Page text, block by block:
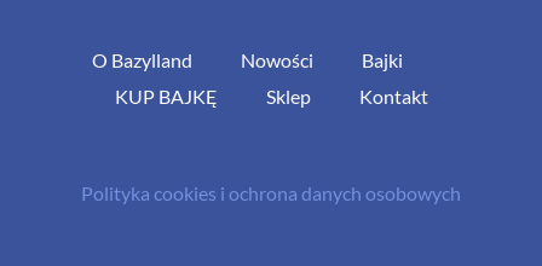
O Bazylland Nowości
Bajki
KUP BAJKĘ
Sklep Kontakt
Polityka cookies i ochrona danych osobowych